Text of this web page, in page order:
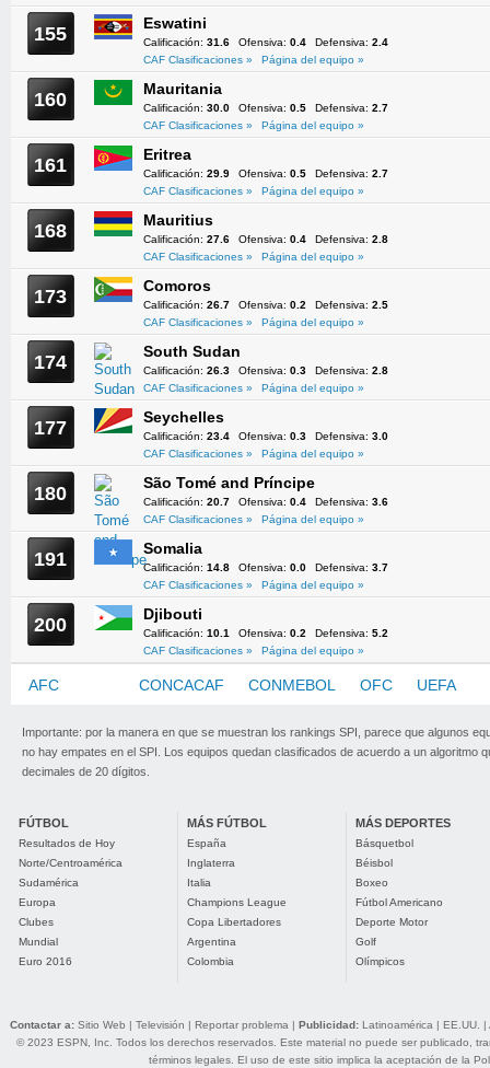
155 Eswatini
Calificación: 31.6 Ofensiva: 0.4 Defensiva: 2.4
CAF Clasificaciones »
Página del equipo »
160 Mauritania
Calificación: 30.0 Ofensiva: 0.5 Defensiva: 2.7
CAF Clasificaciones »
Página del equipo »
161 Eritrea
Calificación: 29.9 Ofensiva: 0.5 Defensiva: 2.7
CAF Clasificaciones »
Página del equipo »
168 Mauritius
Calificación: 27.6 Ofensiva: 0.4 Defensiva: 2.8
CAF Clasificaciones »
Página del equipo »
173 Comoros
Calificación: 26.7 Ofensiva: 0.2 Defensiva: 2.5
CAF Clasificaciones »
Página del equipo »
174 South Sudan
Calificación: 26.3 Ofensiva: 0.3 Defensiva: 2.8
CAF Clasificaciones »
Página del equipo »
177 Seychelles
Calificación: 23.4 Ofensiva: 0.3 Defensiva: 3.0
CAF Clasificaciones »
Página del equipo »
180 São Tomé and Príncipe
Calificación: 20.7 Ofensiva: 0.4 Defensiva: 3.6
CAF Clasificaciones »
Página del equipo »
191 Somalia
Calificación: 14.8 Ofensiva: 0.0 Defensiva: 3.7
CAF Clasificaciones »
Página del equipo »
200 Djibouti
Calificación: 10.1 Ofensiva: 0.2 Defensiva: 5.2
CAF Clasificaciones »
Página del equipo »
AFC CONCACAF CONMEBOL OFC UEFA
Importante: por la manera en que se muestran los rankings SPI, parece que algunos
no hay empates en el SPI. Los equipos quedan clasificados de acuerdo a un algoritmo
decimales de 20 dígitos.
FÚTBOL
Resultados de Hoy
Norte/Centroamérica
Sudamérica
Europa
Clubes
Mundial
Euro 2016
MÁS FÚTBOL
España
Inglaterra
Italia
Champions League
Copa Libertadores
Argentina
Colombia
MÁS DEPORTES
Básquetbol
Béisbol
Boxeo
Fútbol Americano
Deporte Motor
Golf
Olímpicos
Contactar a: Sitio Web | Televisión | Reportar problema | Publicidad: Latinoamérica | EE.UU. |
© 2023 ESPN, Inc. Todos los derechos reservados. Este material no puede ser publicado,
términos legales. El uso de este sitio implica la aceptación de la